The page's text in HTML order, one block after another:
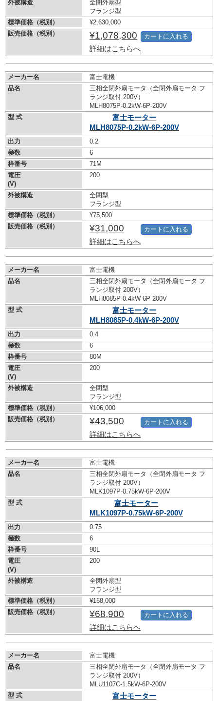
外被構造
全閉外扇型
フランジ型
標準価格（税別）
¥2,630,000
販売価格（税別）
¥1,078,300
詳細はこちらへ
カートに入れる
メーカー名
富士電機
品名
三相全閉外扇モータ（全閉外扇モータ フ
ランジ取付 200V）
MLH8075P-0.2kW-6P-200V
型 式
富士モーター
MLH8075P-0.2kW-6P-200V
出力
0.2
極数
6
枠番号
71M
電圧
(V)
200
外被構造
全閉型
フランジ型
標準価格（税別）
¥75,500
販売価格（税別）
¥31,000
詳細はこちらへ
カートに入れる
メーカー名
富士電機
品名
三相全閉外扇モータ（全閉外扇モータ フ
ランジ取付 200V）
MLH8085P-0.4kW-6P-200V
型 式
富士モーター
MLH8085P-0.4kW-6P-200V
出力
0.4
極数
6
枠番号
80M
電圧
(V)
200
外被構造
全閉型
フランジ型
標準価格（税別）
¥106,000
販売価格（税別）
¥43,500
詳細はこちらへ
カートに入れる
メーカー名
富士電機
品名
三相全閉外扇モータ（全閉外扇モータ フ
ランジ取付 200V）
MLK1097P-0.75kW-6P-200V
型 式
富士モーター
MLK1097P-0.75kW-6P-200V
出力
0.75
極数
6
枠番号
90L
電圧
(V)
200
外被構造
全閉外扇型
フランジ型
標準価格（税別）
¥168,000
販売価格（税別）
¥68,900
詳細はこちらへ
カートに入れる
メーカー名
富士電機
品名
三相全閉外扇モータ（全閉外扇モータ フ
ランジ取付 200V）
MLU1107C-1.5kW-6P-200V
型 式
富士モーター